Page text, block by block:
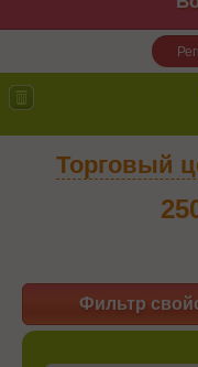
Торговый
Фильтр